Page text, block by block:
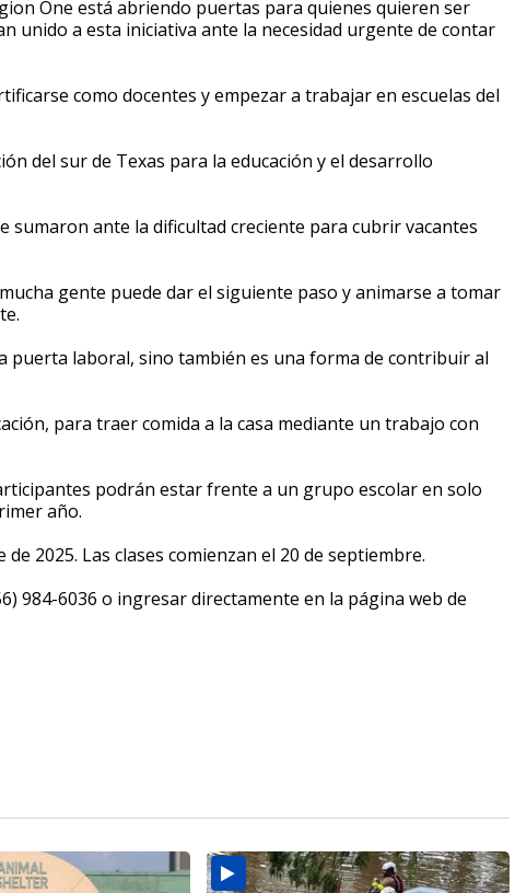
One está abriendo puertas para quienes quieren ser
unido a esta iniciativa ante la necesidad urgente de contar
como docentes y empezar a trabajar en escuelas del
del sur de Texas para la educación y el desarrollo
sumaron ante la dificultad creciente para cubrir vacantes
gente puede dar el siguiente paso y animarse a tomar
puerta laboral, sino también es una forma de contribuir al
para traer comida a la casa mediante un trabajo con
podrán estar frente a un grupo escolar en solo
año.
2025. Las clases comienzan el 20 de septiembre.
984-6036 o ingresar directamente en la página web de